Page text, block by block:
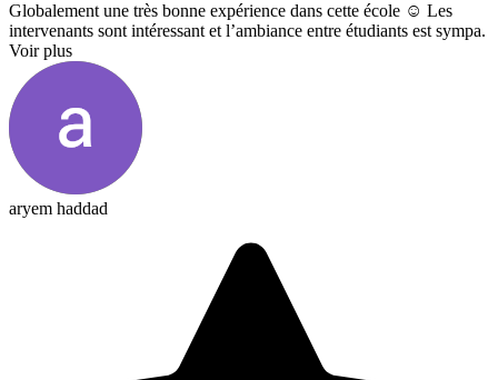
Globalement une très bonne expérience dans cette école ☺️ Les
intervenants sont intéressant et l’ambiance entre étudiants est sympa.
Voir plus
aryem haddad